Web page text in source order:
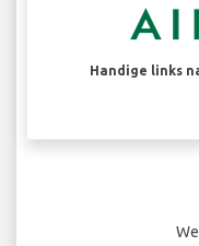
Handige links